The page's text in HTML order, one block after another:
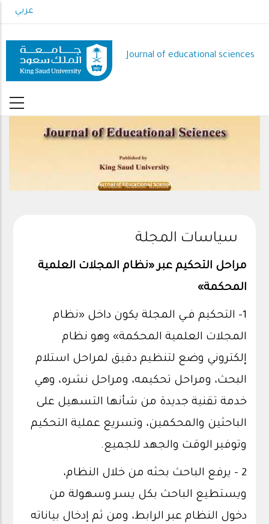
to
content
عربي
Journal of educational sciences
Journal of Educational Sciences
سياسات المجلة
مراحل التحكيم عبر «نظام المجلات العلمية
المحكمة»
1- التحكيم فـي المجلة يكون داخل «نظام
المجلات العلمية المحكمة» وهو نظام
إلكتروني وضع لتنظيم دقيق لمراحل استلام
البحث، ومراحل تحكيمه، ومراحل نشره، وهي
خدمة تقنية جديدة من شأنها التسهيل على
الباحثين والمحكمين، وتسريع عملية التحكيم
وتوفير الوقت والجهد للجميع.
2 - يرفع الباحث بحثه من خلال النظام،
ويستطيع الباحث بكل يسر وسهولة من
دخول النظام عبر الرابط، ومن ثم إدخال بياناته